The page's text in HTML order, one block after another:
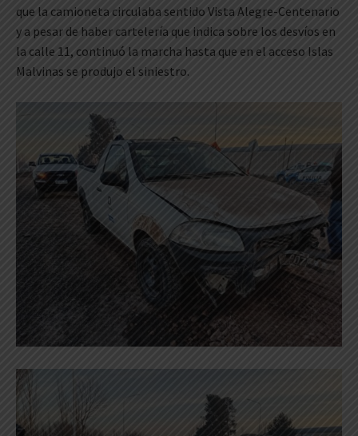
que la camioneta circulaba sentido Vista Alegre-Centenario
y a pesar de haber cartelería que indica sobre los desvíos en
la calle 11, continuó la marcha hasta que en el acceso Islas
Malvinas se produjo el siniestro.